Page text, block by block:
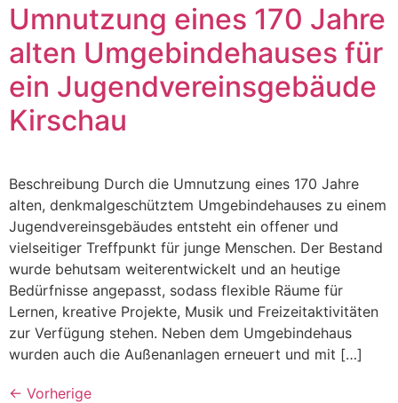
Umnutzung eines 170 Jahre
alten Umgebindehauses für
ein Jugendvereinsgebäude
Kirschau
Beschreibung Durch die Umnutzung eines 170 Jahre
alten, denkmalgeschütztem Umgebindehauses zu einem
Jugendvereinsgebäudes entsteht ein offener und
vielseitiger Treffpunkt für junge Menschen. Der Bestand
wurde behutsam weiterentwickelt und an heutige
Bedürfnisse angepasst, sodass flexible Räume für
Lernen, kreative Projekte, Musik und Freizeitaktivitäten
zur Verfügung stehen. Neben dem Umgebindehaus
wurden auch die Außenanlagen erneuert und mit […]
← Vorherige